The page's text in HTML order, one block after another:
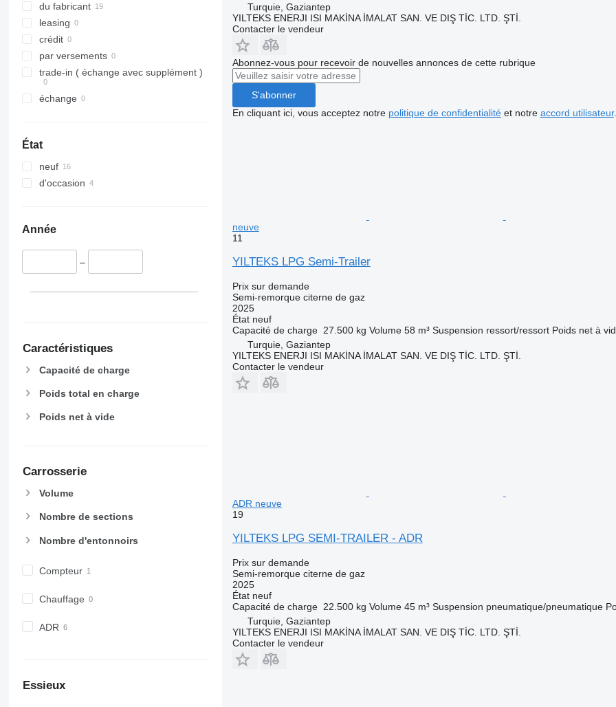
du fabricant
leasing
crédit
par versements
trade-in ( échange avec supplément )
échange
État
neuf
d'occasion
Année
–
Caractéristiques
Capacité de charge
Poids total en charge
Poids net à vide
Carrosserie
Volume
Nombre de sections
Nombre d'entonnoirs
Compteur
Chauffage
ADR
Essieux
Turquie, Gaziantep
YILTEKS ENERJI ISI MAKİNA İMALAT SAN. VE DIŞ TİC. LTD. ŞTİ.
Contacter le vendeur
Abonnez-vous pour recevoir de nouvelles annonces de cette rubrique
S'abonner
En cliquant ici, vous acceptez notre politique de confidentialitéet notre accord utilisateur.
neuve
11
YILTEKS LPG Semi-Trailer
Prix sur demande
Semi-remorque citerne de gaz
2025
Étatneuf
Capacité de charge 27.500 kg Volume 58 m³ Suspension ressort/ressort Poids net à
Turquie, Gaziantep
YILTEKS ENERJI ISI MAKİNA İMALAT SAN. VE DIŞ TİC. LTD. ŞTİ.
Contacter le vendeur
ADR neuve
19
YILTEKS LPG SEMI-TRAILER - ADR
Prix sur demande
Semi-remorque citerne de gaz
2025
Étatneuf
Capacité de charge 22.500 kg Volume 45 m³ Suspension pneumatique/pneumatique
Turquie, Gaziantep
YILTEKS ENERJI ISI MAKİNA İMALAT SAN. VE DIŞ TİC. LTD. ŞTİ.
Contacter le vendeur